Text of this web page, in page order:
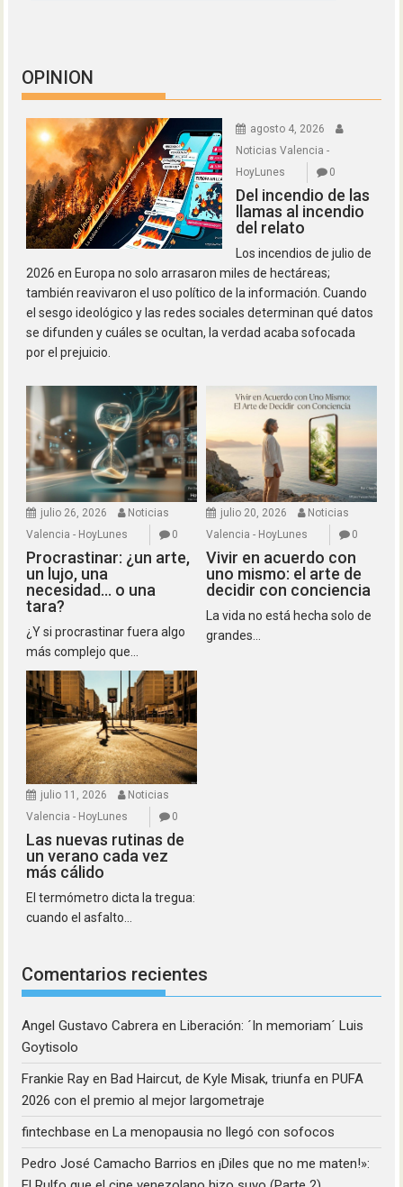
OPINION
agosto 4, 2026
Noticias Valencia -
HoyLunes
0
Del incendio de las
llamas al incendio
del relato
Los incendios de julio de
2026 en Europa no solo arrasaron miles de hectáreas;
también reavivaron el uso político de la información. Cuando
el sesgo ideológico y las redes sociales determinan qué datos
se difunden y cuáles se ocultan, la verdad acaba sofocada
por el prejuicio.
julio 26, 2026
Noticias
Valencia - HoyLunes
0
Procrastinar: ¿un arte,
un lujo, una
necesidad… o una
tara?
¿Y si procrastinar fuera algo
más complejo que...
julio 20, 2026
Noticias
Valencia - HoyLunes
0
Vivir en acuerdo con
uno mismo: el arte de
decidir con conciencia
La vida no está hecha solo de
grandes...
julio 11, 2026
Noticias
Valencia - HoyLunes
0
Las nuevas rutinas de
un verano cada vez
más cálido
El termómetro dicta la tregua:
cuando el asfalto...
Comentarios recientes
Angel Gustavo Cabrera enLiberación: ´In memoriam´ Luis
Goytisolo
Frankie Ray enBad Haircut, de Kyle Misak, triunfa en PUFA
2026 con el premio al mejor largometraje
fintechbase enLa menopausia no llegó con sofocos
Pedro José Camacho Barrios en¡Diles que no me maten!»: